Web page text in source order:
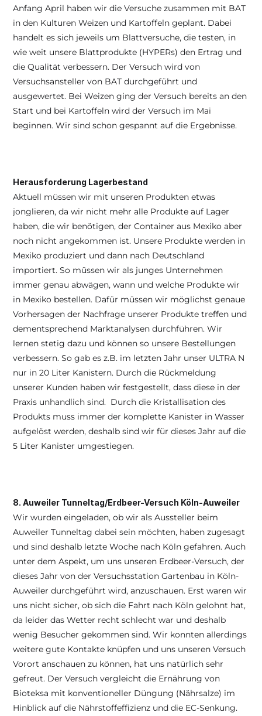
Anfang April haben wir die Versuche zusammen mit BAT
in den Kulturen Weizen und Kartoffeln geplant. Dabei
handelt es sich jeweils um Blattversuche, die testen, in
wie weit unsere Blattprodukte (HYPERs) den Ertrag und
die Qualität verbessern. Der Versuch wird von
Versuchsansteller von BAT durchgeführt und
ausgewertet. Bei Weizen ging der Versuch bereits an den
Start und bei Kartoffeln wird der Versuch im Mai
beginnen. Wir sind schon gespannt auf die Ergebnisse.
Herausforderung Lagerbestand
Aktuell müssen wir mit unseren Produkten etwas
jonglieren, da wir nicht mehr alle Produkte auf Lager
haben, die wir benötigen, der Container aus Mexiko aber
noch nicht angekommen ist. Unsere Produkte werden in
Mexiko produziert und dann nach Deutschland
importiert. So müssen wir als junges Unternehmen
immer genau abwägen, wann und welche Produkte wir
in Mexiko bestellen. Dafür müssen wir möglichst genaue
Vorhersagen der Nachfrage unserer Produkte treffen und
dementsprechend Marktanalysen durchführen. Wir
lernen stetig dazu und können so unsere Bestellungen
verbessern. So gab es z.B. im letzten Jahr unser ULTRA N
nur in 20 Liter Kanistern. Durch die Rückmeldung
unserer Kunden haben wir festgestellt, dass diese in der
Praxis unhandlich sind.  Durch die Kristallisation des
Produkts muss immer der komplette Kanister in Wasser
aufgelöst werden, deshalb sind wir für dieses Jahr auf die
5 Liter Kanister umgestiegen.
8. Auweiler Tunneltag/Erdbeer-Versuch Köln-Auweiler
Wir wurden eingeladen, ob wir als Aussteller beim
Auweiler Tunneltag dabei sein möchten, haben zugesagt
und sind deshalb letzte Woche nach Köln gefahren. Auch
unter dem Aspekt, um uns unseren Erdbeer-Versuch, der
dieses Jahr von der Versuchsstation Gartenbau in Köln-
Auweiler durchgeführt wird, anzuschauen. Erst waren wir
uns nicht sicher, ob sich die Fahrt nach Köln gelohnt hat,
da leider das Wetter recht schlecht war und deshalb
wenig Besucher gekommen sind. Wir konnten allerdings
weitere gute Kontakte knüpfen und uns unseren Versuch
Vorort anschauen zu können, hat uns natürlich sehr
gefreut. Der Versuch vergleicht die Ernährung von
Bioteksa mit konventioneller Düngung (Nährsalze) im
Hinblick auf die Nährstoffeffizienz und die EC-Senkung.